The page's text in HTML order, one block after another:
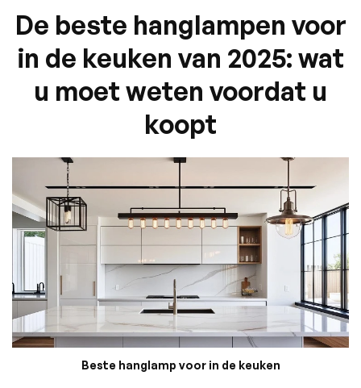
De beste hanglampen voor
in de keuken van 2025: wat
u moet weten voordat u
koopt
Beste hanglamp voor in de keuken